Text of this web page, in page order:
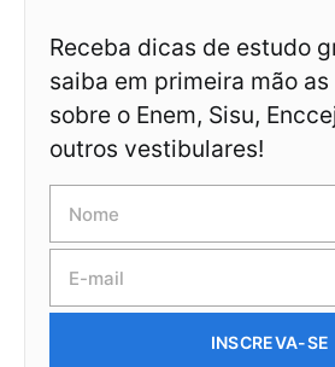
Receba dicas de estudo
saiba em primeira mão
sobre o Enem, Sisu,
outros vestibulares!
INSCREVA-SE